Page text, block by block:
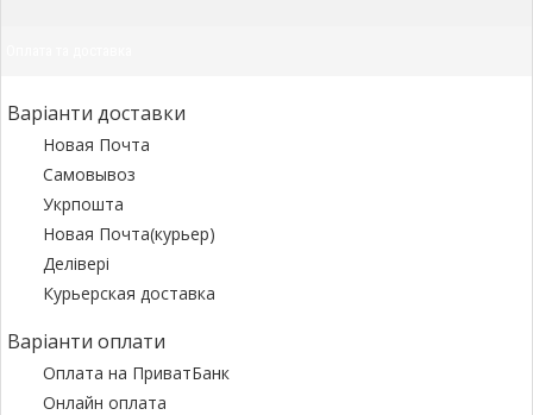
Варіанти доставки
Новая Почта
Самовывоз
Укрпошта
Новая Почта(курьер)
Делівері
Курьерская доставка
Варіанти оплати
Оплата на ПриватБанк
Онлайн оплата